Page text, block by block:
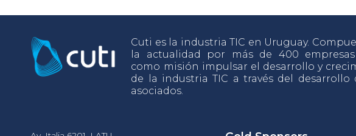
Cuti es la industria TIC en Uruguay.
la actualidad por más de 400
como misión impulsar el desarrollo y
de la industria TIC a través del desarrollo
asociados.